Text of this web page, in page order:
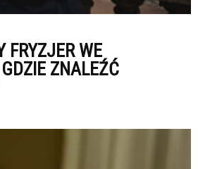
FRYZJER WE
ZNALEŹĆ